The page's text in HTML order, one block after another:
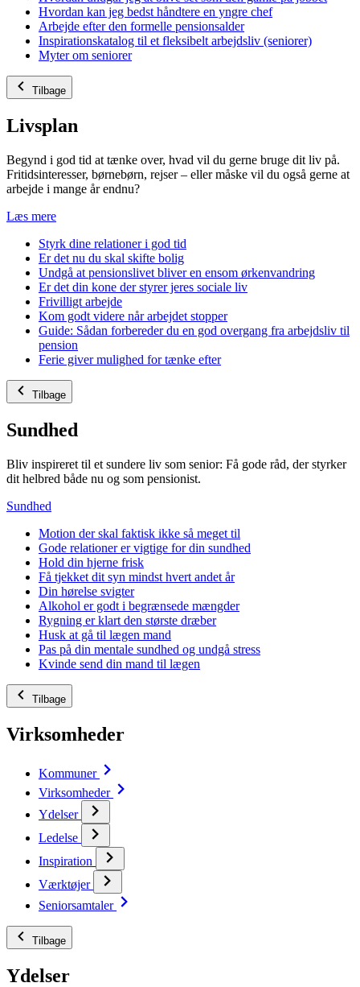
Hvordan kan jeg bedst håndtere en yngre chef
Arbejde efter den formelle pensionsalder
Inspirationskatalog til et fleksibelt arbejdsliv (seniorer)
Myter om seniorer
Tilbage
Livsplan
Begynd i god tid at tænke over, hvad vil du gerne bruge dit liv på.
Fritidsinteresser, børnebørn, rejser – eller måske vil du også gerne at
arbejde i mange år endnu?
Læs mere
Styrk dine relationer i god tid
Er det nu du skal skifte bolig
Undgå at pensionslivet bliver en ensom ørkenvandring
Er det din kone der styrer jeres sociale liv
Frivilligt arbejde
Kom godt videre når arbejdet stopper
Guide: Sådan forbereder du en god overgang fra arbejdsliv til
pension
Ferie giver mulighed for tænke efter
Tilbage
Sundhed
Bliv inspireret til et sundere liv som senior: Få gode råd, der styrker
dit helbred både nu og som pensionist.
Sundhed
Motion der skal faktisk ikke så meget til
Gode relationer er vigtige for din sundhed
Hold din hjerne frisk
Få tjekket dit syn mindst hvert andet år
Din hørelse svigter
Alkohol er godt i begrænsede mængder
Rygning er klart den største dræber
Husk at gå til lægen mand
Pas på din mentale sundhed og undgå stress
Kvinde send din mand til lægen
Tilbage
Virksomheder
Kommuner
Virksomheder
Ydelser
Ledelse
Inspiration
Værktøjer
Seniorsamtaler
Tilbage
Ydelser